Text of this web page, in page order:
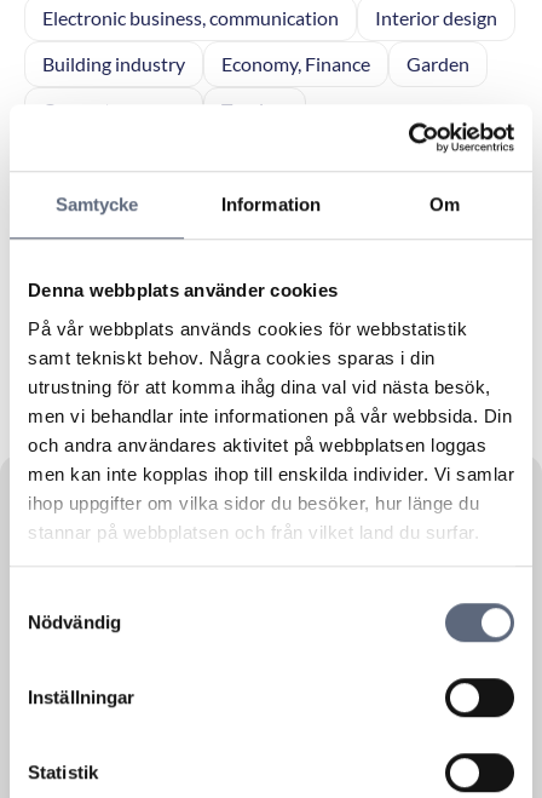
Samtycke Information Om
Denna webbplats använder cookies
På vår webbplats används cookies för webbstatistik
samt tekniskt behov. Några cookies sparas i din
utrustning för att komma ihåg dina val vid nästa besök,
men vi behandlar inte informationen på vår webbsida. Din
och andra användares aktivitet på webbplatsen loggas
men kan inte kopplas ihop till enskilda individer. Vi samlar
ihop uppgifter om vilka sidor du besöker, hur länge du
stannar på webbplatsen och från vilket land du surfar.
Nödvändig
Inställningar
Statistik
Electronic business, communication
Interior design
Building industry
Economy, Finance
Garden
Computer games
Tourism
Home electronics
Police matters
Infrastructure, Communication
Municipal services
Sales
Elderly care
Real Estate, facilities management
Reports
Network products
Vacation
Forest Management
Consumer affairs
Telecom 1 December, 2016
Mobiltäckningen till och med bättre än
kartorna visar
liknande och jämförbart sätt...